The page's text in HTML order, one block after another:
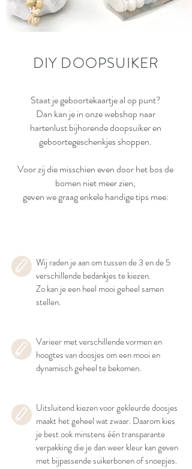
DIY DOOPSUIKER
Staat je geboortekaartje al op punt?
Dan kan je in onze webshop naar
hartenlust bijhorende doopsuiker en
geboortegeschenkjes shoppen.
Voor zij die misschien even door het bos de
bomen niet meer zien,
geven we graag enkele handige tips mee:
Wij raden je aan om tussen de 3 en de 5
verschillende bedankjes te kiezen.
Zo kan je een heel mooi geheel samen
stellen.
Varieer met verschillende vormen en
hoogtes van doosjes om een mooi en
dynamisch geheel te bekomen.
Uitsluitend kiezen voor gekleurde doosjes
maakt het geheel wat zwaar. Daarom kies
je best ook minstens één transparante
verpakking die je dan weer kleur kan geven
met bijpassende suikerbonen of snoepjes.